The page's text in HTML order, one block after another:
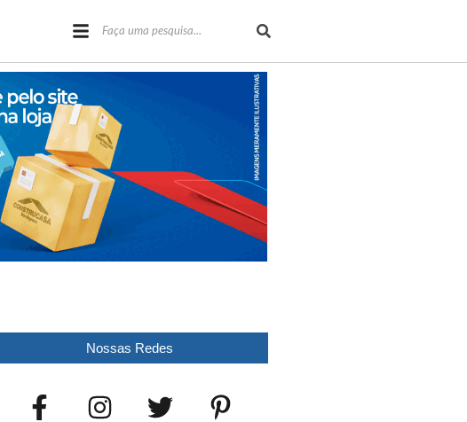
Nossas Redes